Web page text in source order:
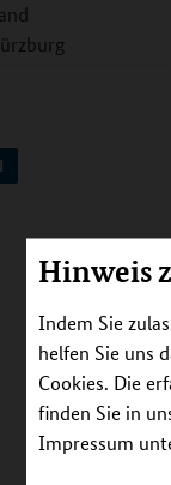
Hinweis
Indem Sie
helfen Sie uns
Cookies. Die
finden Sie in
Impressum